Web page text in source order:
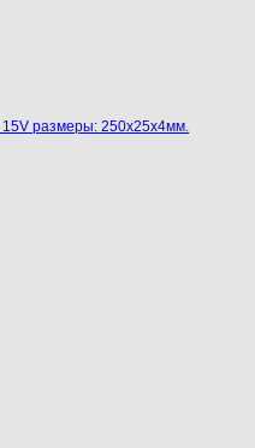
15V размеры: 250х25х4мм.